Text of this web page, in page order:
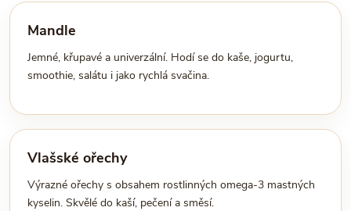
Mandle
Jemné, křupavé a univerzální. Hodí se do kaše, jogurtu,
smoothie, salátu i jako rychlá svačina.
Vlašské ořechy
Výrazné ořechy s obsahem rostlinných omega-3 mastných
kyselin. Skvělé do kaší, pečení a směsí.